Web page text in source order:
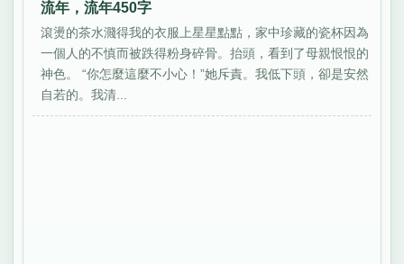
流年，流年450字
滾燙的茶水濺得我的衣服上星星點點，家中珍藏的瓷杯因為
一個人的不慎而被跌得粉身碎骨。抬頭，看到了母親恨恨的
神色。 “你怎麼這麼不小心！”她斥責。我低下頭，卻是安然
自若的。我清...